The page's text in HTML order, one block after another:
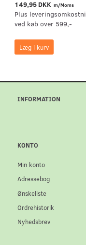
149,95 DKK m/Moms
Plus
ved køb over 599,-
Læg i kurv
INFORMATION
KONTO
Min konto
Adressebog
Ønskeliste
Ordrehistorik
Nyhedsbrev